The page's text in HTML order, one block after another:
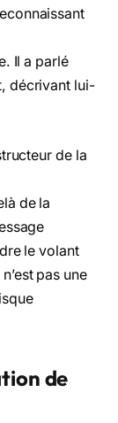
Il a parlé
décrivant lui-
de la
de la
le volant
pas une
de